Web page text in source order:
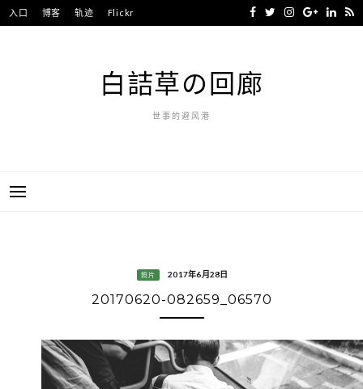
Skip
to
入口 博客 轨迹 Flickr
白詰草の回廊
世事的避风港
照片 2017年6月28日
20170620-082659_06570